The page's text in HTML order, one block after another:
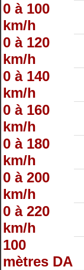
0 à 100
km/h
0 à 120
km/h
0 à 140
km/h
0 à 160
km/h
0 à 180
km/h
0 à 200
km/h
0 à 220
km/h
100
mètres DA